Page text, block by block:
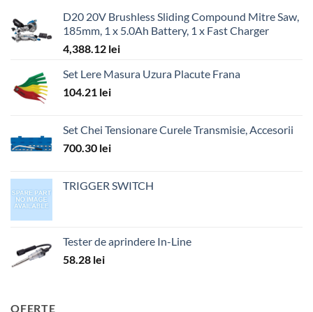
D20 20V Brushless Sliding Compound Mitre Saw,
185mm, 1 x 5.0Ah Battery, 1 x Fast Charger
4,388.12 lei
Set Lere Masura Uzura Placute Frana
104.21 lei
Set Chei Tensionare Curele Transmisie, Accesorii
700.30 lei
TRIGGER SWITCH
Tester de aprindere In-Line
58.28 lei
OFERTE